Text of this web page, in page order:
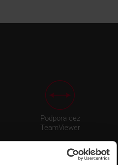
Podpora cez
TeamViewer